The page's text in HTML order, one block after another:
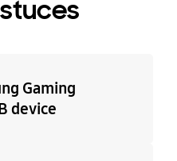
Gaming
device